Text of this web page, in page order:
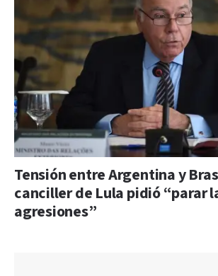
Tensión entre Argentina y
canciller de Lula pidió “parar
agresiones”